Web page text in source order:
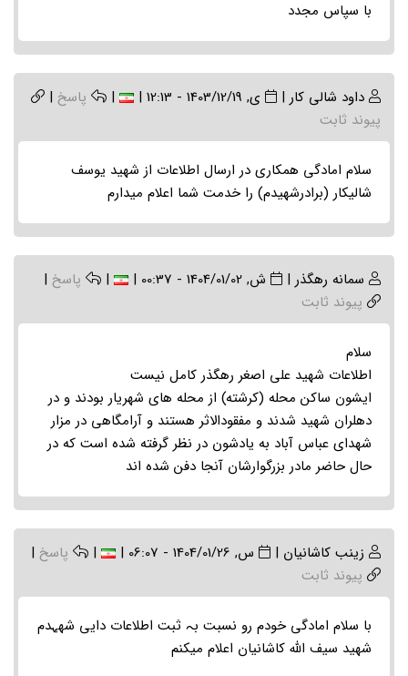
با سپاس مجدد
داود شالی کار | ی, 1403/12/19 - 12:13 |
| پاسخ |
پیوند ثابت
سلام امادگی همکاری در ارسال اطلاعات از شهید یوسف
شالیکار (برادرشهیدم) را خدمت شما اعلام میدارم
سمانه رهگذر | ش, 1404/01/02 - 00:37 |
| پاسخ |
پیوند ثابت
سلام
اطلاعات شهید علی اصغر رهگذر کامل نیست
ایشون ساکن محله (کرشته) از محله های شهریار بودند و در
دهلران شهید شدند و مفقودالاثر هستند و آرامگاهی در مزار
شهدای عباس آباد به یادشون در نظر گرفته شده است که در
حال حاضر مادر بزرگوارشان آنجا دفن شده اند
زینب کاشانیان | س, 1404/01/26 - 06:07 |
| پاسخ |
پیوند ثابت
با سلام امادگی خودم رو نسبت بہ ثبت اطلاعات دایی شھہدم
شھید سیف اللہ کاشانیان اعلام میکنم